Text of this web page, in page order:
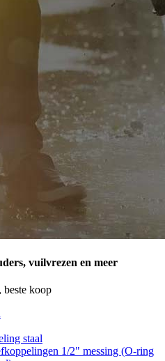
vuilvrezen en meer
beste koop
staal
1/2" messing (O-ring